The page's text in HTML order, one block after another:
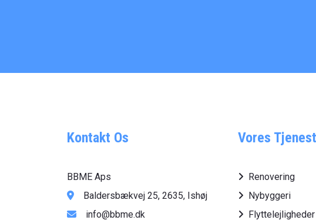
Kontakt Os
BBME Aps
Baldersbækvej 25, 2635, Ishøj
info@bbme.dk
Vores
Renovering
Nybyggeri
Flyttelejligheder